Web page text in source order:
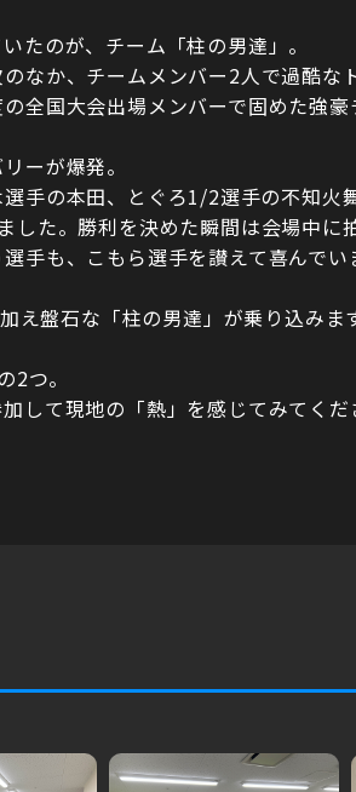
たのが、チーム「柱の男達」。
なか、チームメンバー2人で過酷
全国大会出場メンバーで固めた強豪
ーが爆発。
手の本田、とぐろ1/2選手の不知火
した。勝利を決めた瞬間は会場中
手も、こもら選手を讃えて喜んでい
盤石な「柱の男達」が乗り込みま
つ。
して現地の「熱」を感じてみてくだ